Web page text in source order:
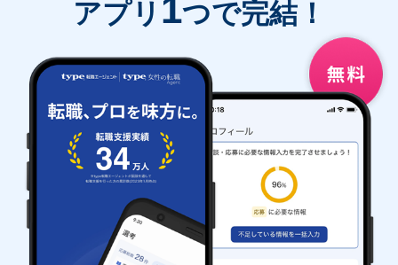
アプリ 1つで完結！